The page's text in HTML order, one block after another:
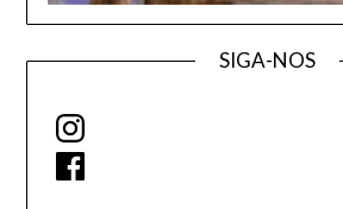
SIGA-NOS
Instagram
Facebook